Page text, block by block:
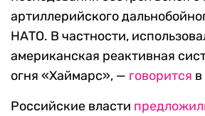
артиллерийского
НАТО. В частности,
американская реактивная
огня «Хаймарс», — говорится
Российские власти